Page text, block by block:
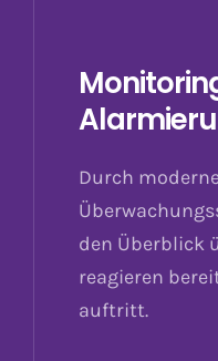
Durch
den Überblick
reagieren
auftritt.